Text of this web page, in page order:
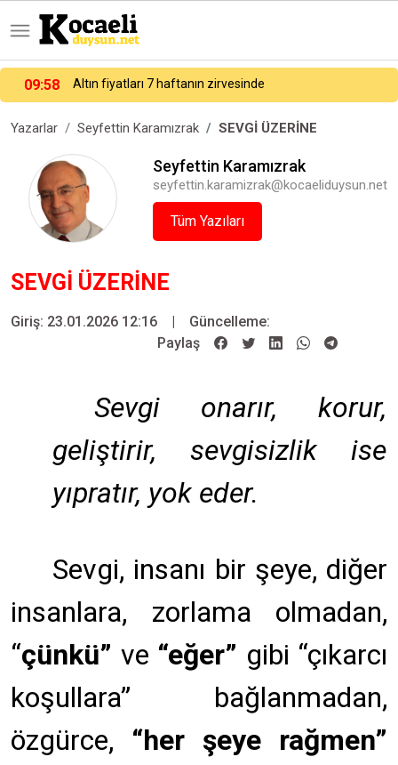
09:58 Altın fiyatları 7 haftanın zirvesinde
Yazarlar Seyfettin Karamızrak SEVGİ ÜZERİNE
Seyfettin Karamızrak
seyfettin.karamizrak@kocaeliduysun.net
Tüm Yazıları
SEVGİ ÜZERİNE
Giriş: 23.01.2026 12:16 |
Güncelleme:
Paylaş
Sevgi onarır, korur,
geliştirir, sevgisizlik ise
yıpratır, yok eder.
Sevgi, insanı bir şeye, diğer
insanlara, zorlama olmadan,
“çünkü” ve “eğer” gibi “çıkarcı
koşullara” bağlanmadan,
özgürce, “her şeye rağmen”